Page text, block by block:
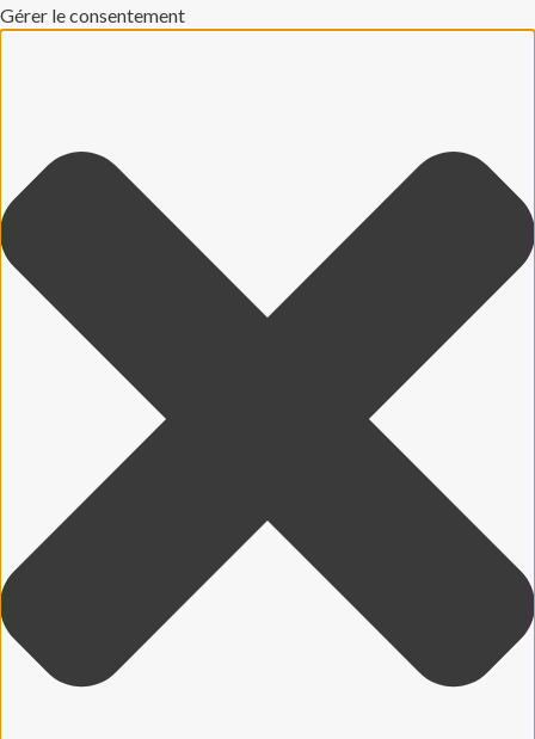
Gérer le consentement